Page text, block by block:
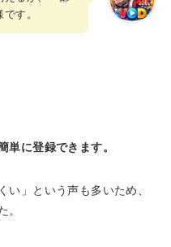
す。
単に登録できます。
い」という声も多いため、
。